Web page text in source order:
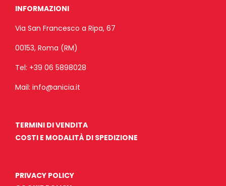
INFORMAZIONI
Via San Francesco a Ripa, 67
00153, Roma (RM)
Tel: +39 06 5898028
Mail: info@anicia.it
TERMINI DI VENDITA
COSTI E MODALITÀ DI SPEDIZIONE
PRIVACY POLICY